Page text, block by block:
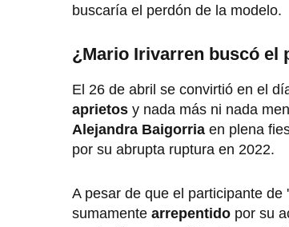
buscaría el perdón de la modelo.
¿Mario Irivarren buscó el
El 26 de abril se convirtió en el
aprietos y nada más ni nada
Alejandra Baigorria en plena
por su abrupta ruptura en 2022.
A pesar de que el participante
sumamente arrepentido por su